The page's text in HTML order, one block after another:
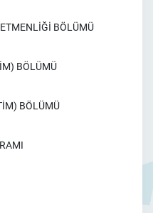
BÖLÜMÜ
BÖLÜMÜ
BÖLÜMÜ